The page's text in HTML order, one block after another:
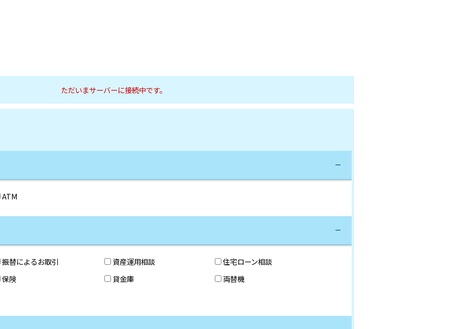
ただいまサーバーに接続中です。
ATM
振替によるお取引 資産運用相談
住宅ローン相談
保険 貸金庫
両替機